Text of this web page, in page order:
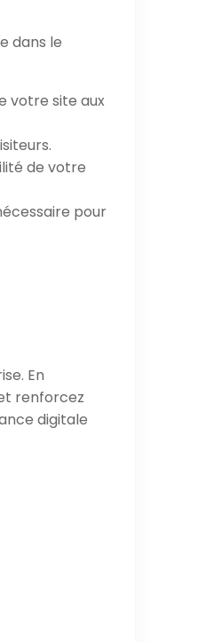
dans le
votre site aux
de votre
pour
En
renforcez
digitale